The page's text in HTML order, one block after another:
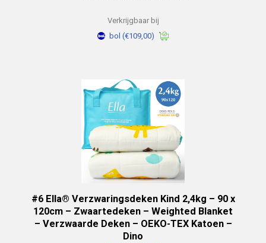
Verkrijgbaar bij
bol (€109,00)
#6 Ella® Verzwaringsdeken Kind 2,4kg – 90 x
120cm – Zwaartedeken – Weighted Blanket
– Verzwaarde Deken – OEKO-TEX Katoen –
Dino